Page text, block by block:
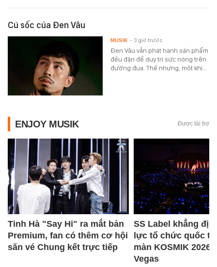
Cú sốc của Đen Vâu
Đen Vâu vẫn phát hành sản phẩm
đều đặn để duy trì sức nóng trên
đường đua. Thế nhưng, một khi…
MUSIK - 3 giờ trước
ENJOY MUSIK Được tài trợ
Tinh Hà "Say Hi" ra mắt bản
Premium, fan có thêm cơ hội
săn vé Chung kết trực tiếp
SS Label khẳng
lực tổ chức quốc
màn KOSMIK 2026
Vegas